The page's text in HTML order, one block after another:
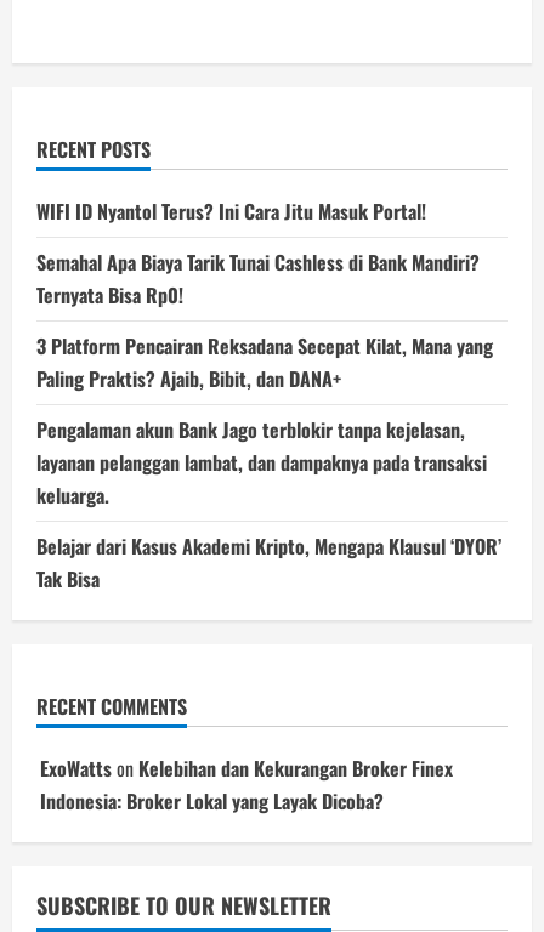
RECENT POSTS
WIFI ID Nyantol Terus? Ini Cara Jitu Masuk Portal!
Semahal Apa Biaya Tarik Tunai Cashless di Bank Mandiri?
Ternyata Bisa Rp0!
3 Platform Pencairan Reksadana Secepat Kilat, Mana yang
Paling Praktis? Ajaib, Bibit, dan DANA+
Pengalaman akun Bank Jago terblokir tanpa kejelasan,
layanan pelanggan lambat, dan dampaknya pada transaksi
keluarga.
Belajar dari Kasus Akademi Kripto, Mengapa Klausul ‘DYOR’
Tak Bisa
RECENT COMMENTS
ExoWattson Kelebihan dan Kekurangan Broker Finex
Indonesia: Broker Lokal yang Layak Dicoba?
SUBSCRIBE TO OUR NEWSLETTER